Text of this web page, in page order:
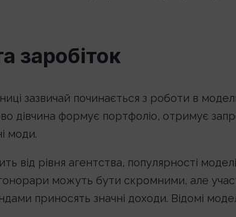
заробіток
зазвичай починається з роботи в
дівчина формує портфоліо, отримує
моди.
від рівня агентства, популярності
гонорари можуть бути скромними, але
приносять значні доходи. Відомі